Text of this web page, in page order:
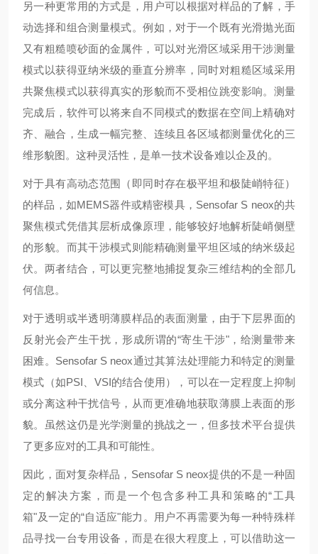
另一种更常用的方式是，用户可以根据对样品的了解，手
动选择和组合测量模式。例如，对于一个既有光滑抛光面
又有粗糙喷砂面的金属件，可以对光滑区域采用干涉测量
模式以获得亚纳米级的垂直分辨率，同时对粗糙区域采用
共聚焦模式以获得真实的形貌而不受相位跳变影响。测量
完成后，软件可以将来自不同模式的数据在空间上精确对
齐、融合，生成一幅完整、连续且各区域都测量优化的三
维形貌图。这种灵活性，是单一技术设备难以企及的。
对于具有高动态范围（即同时存在极平坦和极陡峭特征）
的样品，如MEMS器件或精密模具，Sensofar S neox的共
聚焦模式凭借其层析成像原理，能够较好地解析陡峭侧壁
的形貌。而其干涉模式则能精确测量平坦区域的纳米级起
伏。两者结合，可以更完整地捕捉复杂三维结构的全部几
何信息。
对于透明或半透明薄膜样品的表面测量，由于下层界面的
反射光会产生干扰，形成所谓的“寄生干涉"，给测量带来
困难。Sensofar S neox通过其算法处理能力和特定的测量
模式（如PSI、VSI的结合使用），可以在一定程度上抑制
或分离这种干扰信号，从而更准确地获取薄膜上表面的形
貌。虽然这仍是光学测量的挑战之一，但多技术平台提供
了更多应对的工具和可能性。
因此，面对复杂样品，Sensofar S neox提供的不是一种固
定的解决方案，而是一个包含多种工具和策略的“工具
箱"及一定的“自适应"能力。用户不再需要为每一种特殊样
品寻找一台专用设备，而是在很大程度上，可以借助这一